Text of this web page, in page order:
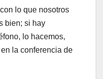
lo que nosotros
bien; si hay
lo hacemos,
la conferencia de